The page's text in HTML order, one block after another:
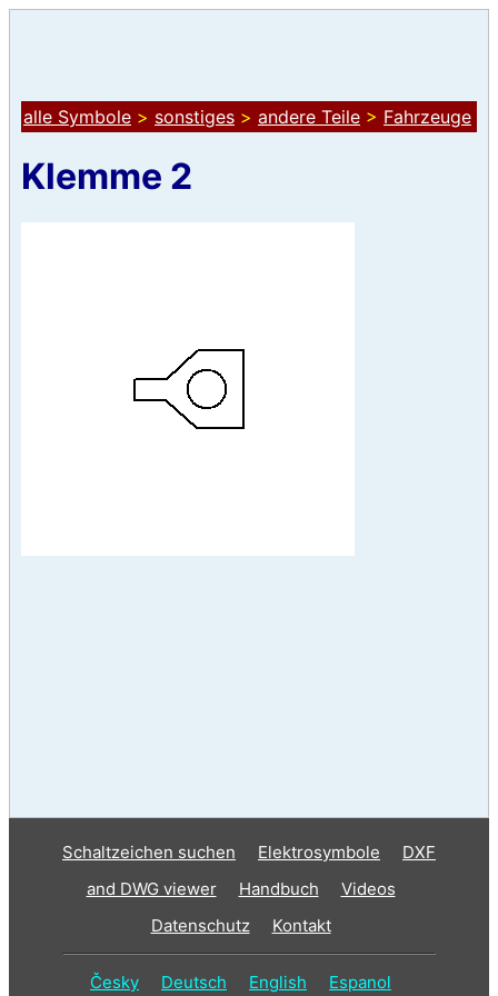
alle Symbole > sonstiges > andere Teile > Fahrzeuge
Klemme 2
Schaltzeichen suchen Elektrosymbole
DXF
and DWG viewer
Handbuch
Videos
Datenschutz
Kontakt
Česky Deutsch English Espanol